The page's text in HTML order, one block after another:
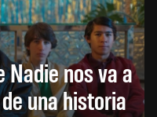
nos va a
una historia